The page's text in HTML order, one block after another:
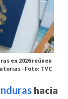
en 2026 reúnen
-Foto: TVC
hacia